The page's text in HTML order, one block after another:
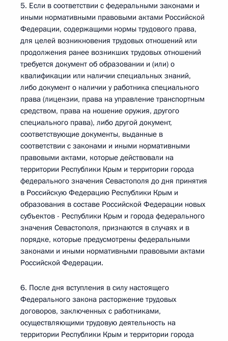
5. Если в соответствии с федеральными законами и
иными нормативными правовыми актами Российской
Федерации, содержащими нормы трудового права,
для целей возникновения трудовых отношений или
продолжения ранее возникших трудовых отношений
требуется документ об образовании и (или) о
квалификации или наличии специальных знаний,
либо документ о наличии у работника специального
права (лицензии, права на управление транспортным
средством, права на ношение оружия, другого
специального права), либо другой документ,
соответствующие документы, выданные в
соответствии с законами и иными нормативными
правовыми актами, которые действовали на
территории Республики Крым и территории города
федерального значения Севастополя до дня принятия
в Российскую Федерацию Республики Крым и
образования в составе Российской Федерации новых
субъектов - Республики Крым и города федерального
значения Севастополя, признаются в случаях и в
порядке, которые предусмотрены федеральными
законами и иными нормативными правовыми актами
Российской Федерации.
6. После дня вступления в силу настоящего
Федерального закона расторжение трудовых
договоров, заключенных с работниками,
осуществляющими трудовую деятельность на
территории Республики Крым и территории города